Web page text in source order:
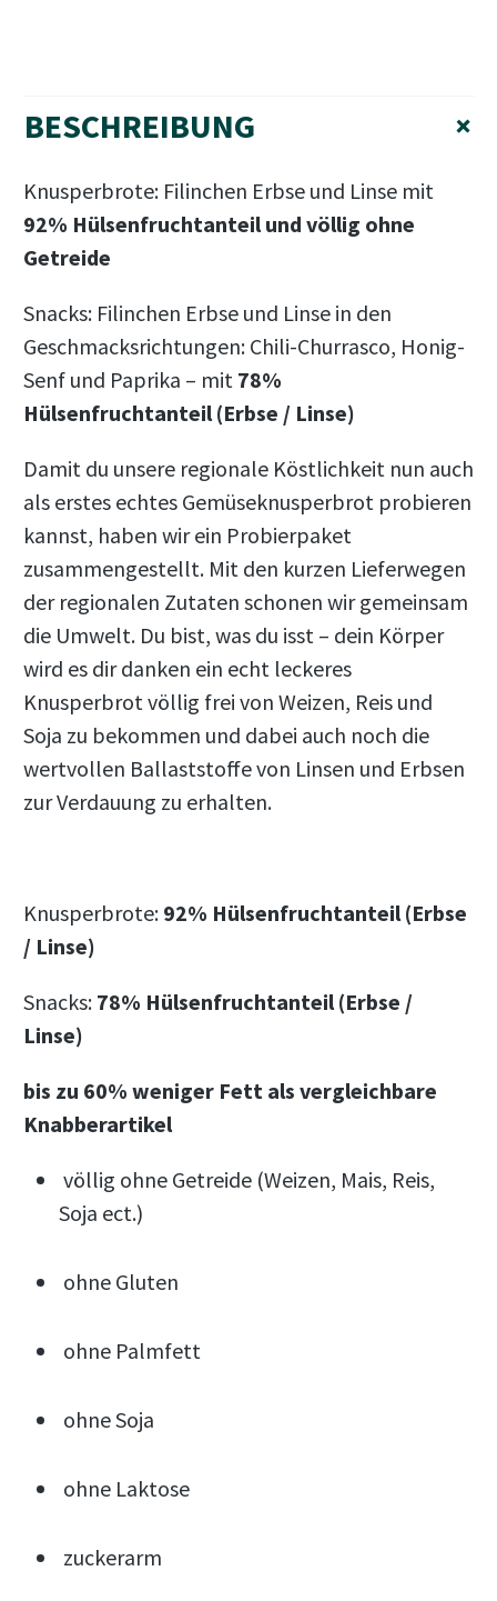
BESCHREIBUNG +
Knusperbrote: Filinchen Erbse und Linse mit
92% Hülsenfruchtanteil und völlig ohne
Getreide
Snacks: Filinchen Erbse und Linse in den
Geschmacksrichtungen: Chili-Churrasco, Honig-
Senf und Paprika – mit 78%
Hülsenfruchtanteil (Erbse / Linse)
Damit du unsere regionale Köstlichkeit nun auch
als erstes echtes Gemüseknusperbrot probieren
kannst, haben wir ein Probierpaket
zusammengestellt. Mit den kurzen Lieferwegen
der regionalen Zutaten schonen wir gemeinsam
die Umwelt. Du bist, was du isst – dein Körper
wird es dir danken ein echt leckeres
Knusperbrot völlig frei von Weizen, Reis und
Soja zu bekommen und dabei auch noch die
wertvollen Ballaststoffe von Linsen und Erbsen
zur Verdauung zu erhalten.
Knusperbrote: 92% Hülsenfruchtanteil (Erbse
/ Linse)
Snacks: 78% Hülsenfruchtanteil (Erbse /
Linse)
bis zu 60% weniger Fett als vergleichbare
Knabberartikel
völlig ohne Getreide (Weizen, Mais, Reis,
Soja ect.)
ohne Gluten
ohne Palmfett
ohne Soja
ohne Laktose
zuckerarm